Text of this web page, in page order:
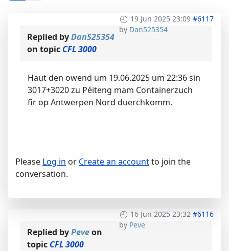
19 Jun 2025 23:09 #6117
by Dan525354
Replied byDan525354
on topic CFL 3000
Haut den owend um 19.06.2025 um 22:36 sin
3017+3020 zu Péiteng mam Containerzuch
fir op Antwerpen Nord duerchkomm.
Please Log in or Create an accountto join the
conversation.
16 Jun 2025 23:32 #6116
by Peve
Replied byPeveon
topic CFL 3000